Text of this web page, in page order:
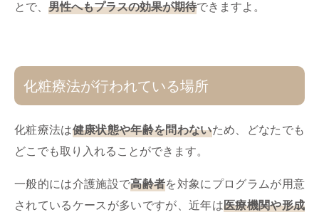
とで、 男性へもプラスの効果が期待できますよ。
化粧療法が行われている場所
化粧療法は健康状態や年齢を問わないため、どなたでも
どこでも取り入れることができます。
一般的には介護施設で高齢者を対象にプログラムが用意
されているケースが多いですが、近年は医療機関や形成